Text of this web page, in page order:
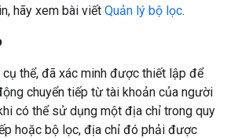
hãy xem bài viết Quản lý bộ lọc.
thể, đã xác minh được thiết lập để
chuyển tiếp từ tài khoản của người
có thể sử dụng một địa chỉ trong quy
hoặc bộ lọc, địa chỉ đó phải được